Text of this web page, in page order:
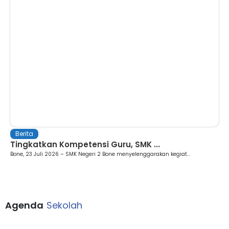
Berita
Tingkatkan Kompetensi Guru, SMK ...
Bone, 23 Juli 2026 – SMK Negeri 2 Bone menyelenggarakan kegiat...
Agenda Sekolah